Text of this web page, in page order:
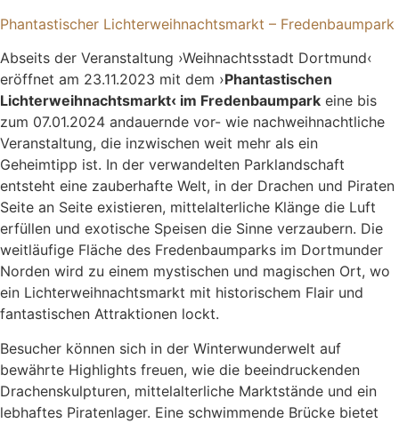
Phantastischer Lichterweihnachtsmarkt – Fredenbaumpark
Abseits der Veranstaltung ›Weihnachtsstadt Dortmund‹
eröffnet am 23.11.2023 mit dem ›Phantastischen
Lichterweihnachtsmarkt‹ im Fredenbaumpark eine bis
zum 07.01.2024 andauernde vor- wie nachweihnachtliche
Veranstaltung, die inzwischen weit mehr als ein
Geheimtipp ist. In der verwandelten Parklandschaft
entsteht eine zauberhafte Welt, in der Drachen und Piraten
Seite an Seite existieren, mittelalterliche Klänge die Luft
erfüllen und exotische Speisen die Sinne verzaubern. Die
weitläufige Fläche des Fredenbaumparks im Dortmunder
Norden wird zu einem mystischen und magischen Ort, wo
ein Lichterweihnachtsmarkt mit historischem Flair und
fantastischen Attraktionen lockt.
Besucher können sich in der Winterwunderwelt auf
bewährte Highlights freuen, wie die beeindruckenden
Drachenskulpturen, mittelalterliche Marktstände und ein
lebhaftes Piratenlager. Eine schwimmende Brücke bietet